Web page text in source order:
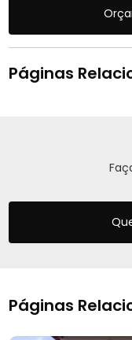
Páginas
Páginas